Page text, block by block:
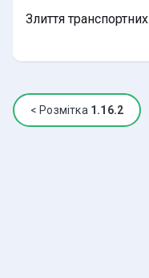
Злиття
< Розмітка 1.16.2